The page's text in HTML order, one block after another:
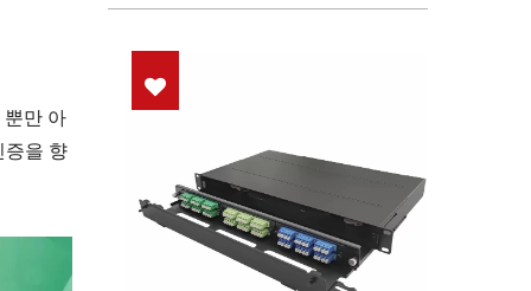
뿐만 아
증을 향